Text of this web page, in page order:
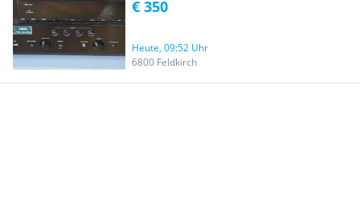
Kraftvoll)
€ 350
Heute, 09:52 Uhr
6800 Feldkirch